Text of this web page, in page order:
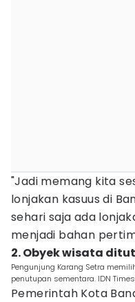
"Jadi memang kita
lonjakan kasuus di
sehari saja ada
menjadi bahan
2. Obyek wisata
Pengunjung Karang Setra
penutupan sementara. IDN
Pemerintah Kota